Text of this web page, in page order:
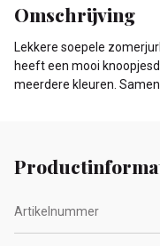
Omschrijving
Lekkere soepele
heeft een mooi
meerdere kleuren.
Artikelnummer